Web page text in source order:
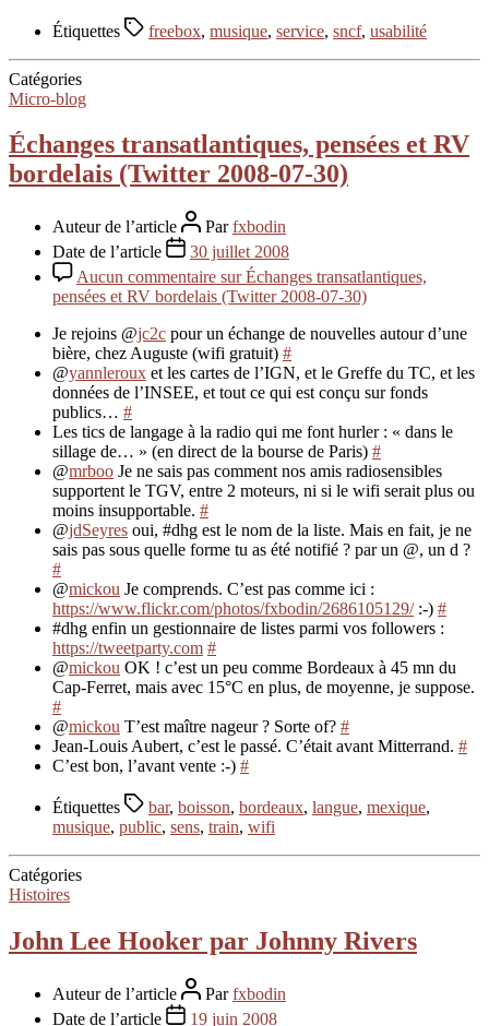
Étiquettes freebox, musique, service, sncf, usabilité
Catégories
Micro-blog
Échanges transatlantiques, pensées et RV
bordelais (Twitter 2008-07-30)
Auteur de l’article Parfxbodin
Date de l’article
30 juillet 2008
Aucun commentaire sur Échanges transatlantiques,
pensées et RV bordelais (Twitter 2008-07-30)
Je rejoins @jc2c pour un échange de nouvelles autour d’une
bière, chez Auguste (wifi gratuit) #
@yannleroux et les cartes de l’IGN, et le Greffe du TC, et les
données de l’INSEE, et tout ce qui est conçu sur fonds
publics… #
Les tics de langage à la radio qui me font hurler : « dans le
sillage de… » (en direct de la bourse de Paris) #
@mrboo Je ne sais pas comment nos amis radiosensibles
supportent le TGV, entre 2 moteurs, ni si le wifi serait plus ou
moins insupportable. #
@jdSeyres oui, #dhg est le nom de la liste. Mais en fait, je ne
sais pas sous quelle forme tu as été notifié ? par un @, un d ?
#
@mickou Je comprends. C’est pas comme ici :
https://www.flickr.com/photos/fxbodin/2686105129/:-) #
#dhg enfin un gestionnaire de listes parmi vos followers :
https://tweetparty.com #
@mickou OK ! c’est un peu comme Bordeaux à 45 mn du
Cap-Ferret, mais avec 15°C en plus, de moyenne, je suppose.
#
@mickou T’est maître nageur ? Sorte of? #
Jean-Louis Aubert, c’est le passé. C’était avant Mitterrand. #
C’est bon, l’avant vente :-) #
Étiquettes bar, boisson, bordeaux, langue, mexique,
musique, public, sens, train, wifi
Catégories
Histoires
John Lee Hooker par Johnny Rivers
Auteur de l’article Parfxbodin
Date de l’article
19 juin 2008